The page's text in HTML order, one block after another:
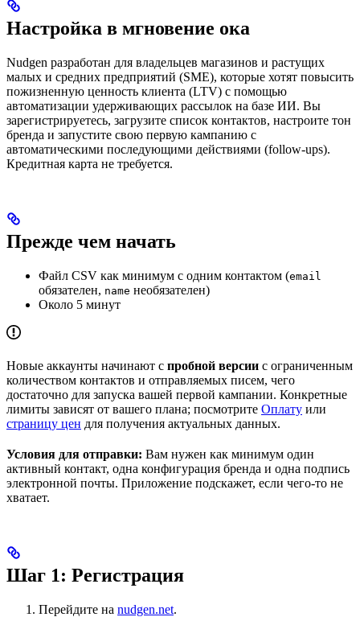
Настройка в мгновение ока
Nudgen разработан для владельцев магазинов и растущих
малых и средних предприятий (SME), которые хотят повысить
пожизненную ценность клиента (LTV) с помощью
автоматизации удерживающих рассылок на базе ИИ. Вы
зарегистрируетесь, загрузите список контактов, настроите тон
бренда и запустите свою первую кампанию с
автоматическими последующими действиями (follow-ups).
Кредитная карта не требуется.
Прежде чем начать
Файл CSV как минимум с одним контактом (email
обязателен, name необязателен)
Около 5 минут
Новые аккаунты начинают с пробной версии с ограниченным
количеством контактов и отправляемых писем, чего
достаточно для запуска вашей первой кампании. Конкретные
лимиты зависят от вашего плана; посмотрите Оплату или
страницу цен для получения актуальных данных.
Условия для отправки: Вам нужен как минимум один
активный контакт, одна конфигурация бренда и одна подпись
электронной почты. Приложение подскажет, если чего-то не
хватает.
Шаг 1: Регистрация
Перейдите на nudgen.net.